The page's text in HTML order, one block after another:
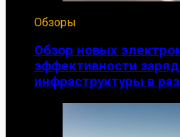
Обзоры
Обзор новых
эффективности
инфраструктуры в